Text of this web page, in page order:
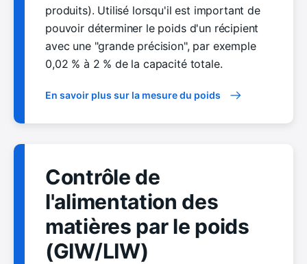
produits). Utilisé lorsqu'il est important de
pouvoir déterminer le poids d'un récipient
avec une "grande précision", par exemple
0,02 % à 2 % de la capacité totale.
En savoir plus sur la mesure du poids
Contrôle de
l'alimentation des
matières par le poids
(GIW/LIW)